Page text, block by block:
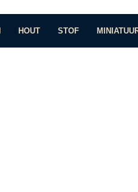
HOUT STOF